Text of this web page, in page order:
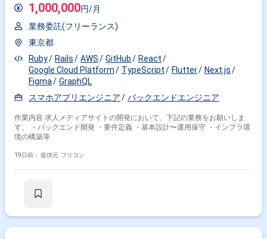
1,000,000円/月
業務委託(フリーランス)
東京都
Ruby
Rails AWS GitHub
React
Google Cloud Platform
TypeScript Flutter
Next.js
Figma
GraphQL
スマホアプリエンジニア
バックエンドエンジニア
作業内容 求人メディアサイトの開発において、下記の業務をお願いしま
す。 ・バックエンド開発 ・要件定義 ・基本設計〜運用保守 ・インフラ環
境の構築等
19日前・ 提供元: フリコン